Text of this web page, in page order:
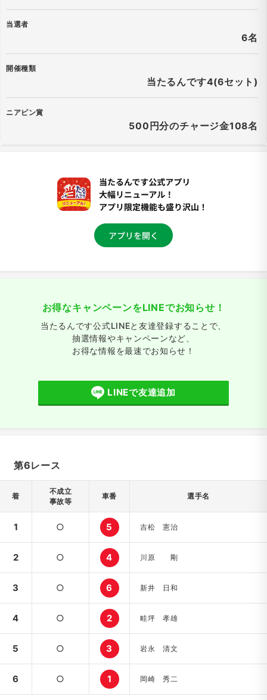
当選者
6名
開催種類
当たるんです4(6セット)
ニアピン賞
500円分のチャージ金108名
お得なキャンペーンをLINEでお知らせ！
当たるんです公式LINEと友達登録することで、
抽選情報やキャンペーンなど、
お得な情報を最速でお知らせ！
LINEで友達追加
第6レース
着
不成立
事故等
車番 選手名
1 ○ 5 吉松 憲治
2 ○ 4 川原 剛
3 ○ 6 新井 日和
4 ○ 2 畦坪 孝雄
5 ○ 3 岩永 清文
6 ○ 1 岡崎 秀二